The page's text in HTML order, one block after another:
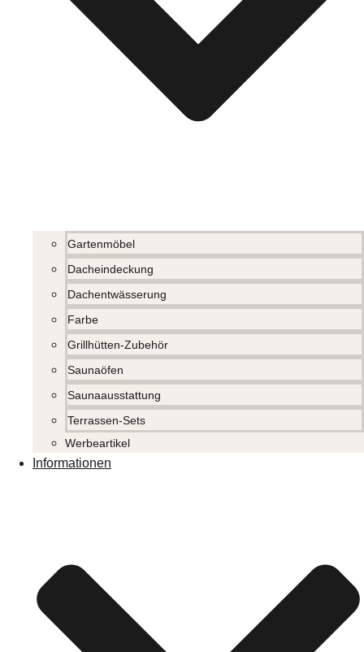
Gartenmöbel
Dacheindeckung
Dachentwässerung
Farbe
Grillhütten-Zubehör
Saunaöfen
Saunaausstattung
Terrassen-Sets
Werbeartikel
Informationen